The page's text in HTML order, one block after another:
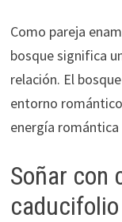
Como pareja
bosque significa
relación. El
entorno
energía
Soñar con
caducifolio